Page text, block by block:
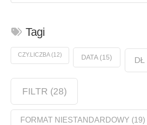
Tagi
CZY.LICZBA(12) DATA(15) DŁ
FILTR (28)
FORMAT NIESTANDARDOWY (19)